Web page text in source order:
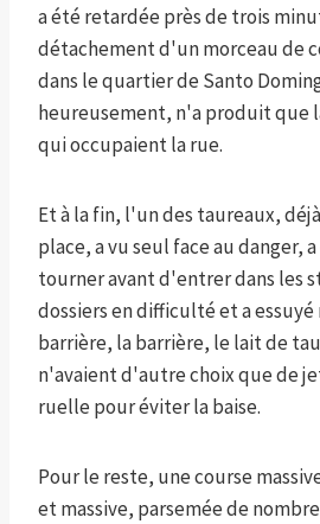
a été retardée près de trois
détachement d'un morceau de
dans le quartier de Santo
heureusement, n'a produit que
qui occupaient la rue.
Et à la fin, l'un des taureaux,
place, a vu seul face au danger,
tourner avant d'entrer dans les
dossiers en difficulté et a
barrière, la barrière, le lait de
n'avaient d'autre choix que de
ruelle pour éviter la baise.
Pour le reste, une course
et massive, parsemée de